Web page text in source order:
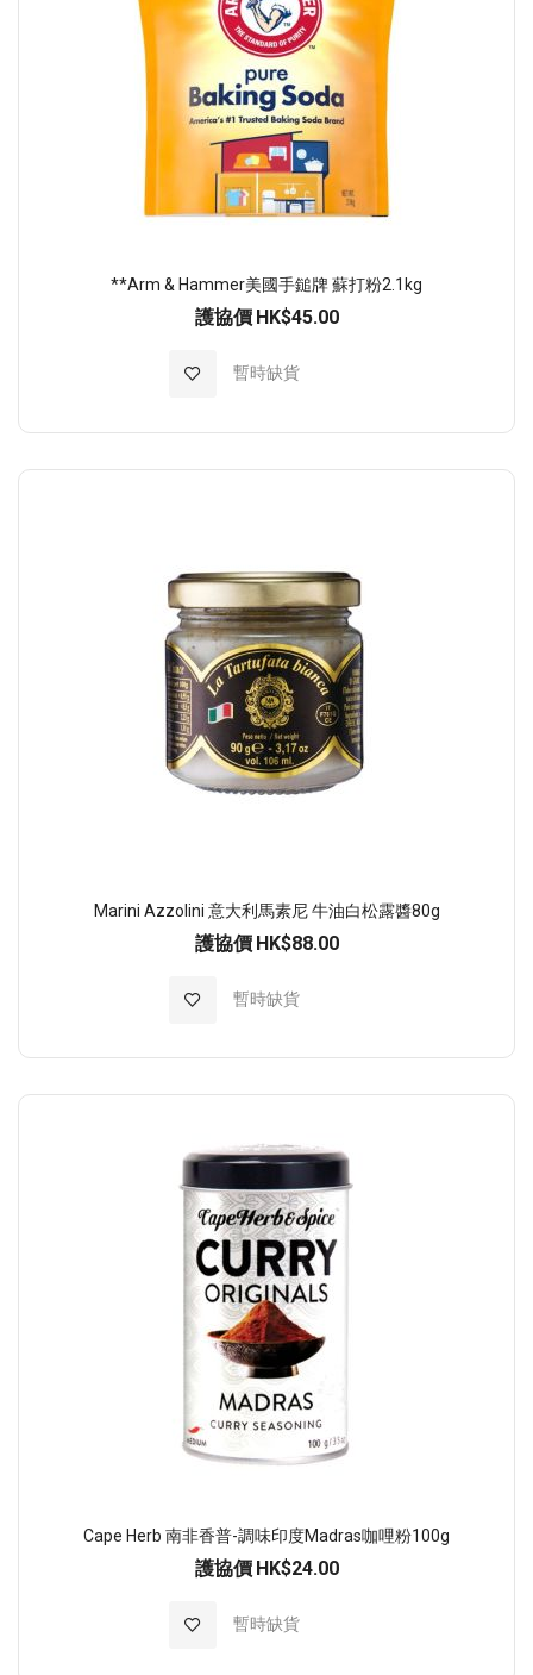
**Arm & Hammer美國手鎚牌 蘇打粉2.1kg
護協價 HK$45.00
暫時缺貨
加入至願望清單
Marini Azzolini 意大利馬素尼 牛油白松露醬80g
護協價 HK$88.00
暫時缺貨
加入至願望清單
Cape Herb 南非香普-調味印度Madras咖哩粉100g
護協價 HK$24.00
暫時缺貨
加入至願望清單